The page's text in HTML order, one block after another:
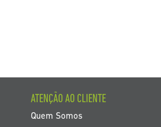
ATENÇÃO AO CLIENTE
Quem Somos